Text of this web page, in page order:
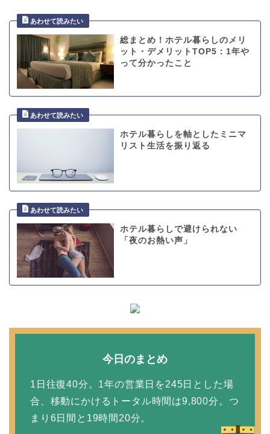
総まとめ！ホテル暮らしのメリ
ット・デメリットTOP5：1年や
って分かったこと
ホテル暮らしを軸としたミニマ
リスト生活を振り返る
ホテル暮らしで避けられない
「夜のお熱い声」
今日のまとめ
1日往復40分。1年の営業日を245日とした場
合、移動にかけるトータル時間は9,800分。つ
まり6日間と19時間20分。